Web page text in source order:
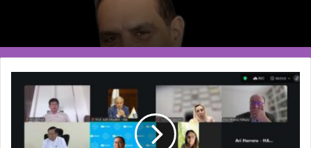
الحديثى
المهندسين
العرب